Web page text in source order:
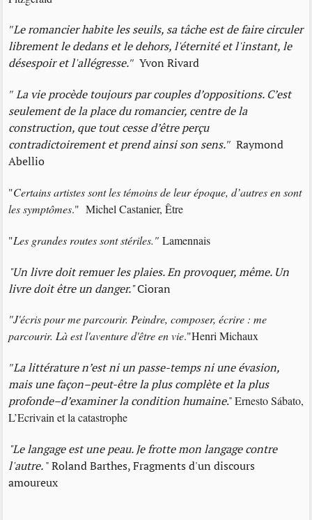
"Le romancier habite les seuils, sa tâche est de faire circuler
librement le dedans et le dehors, l'éternité et l'instant, le
désespoir et l'allégresse." Yvon Rivard
"La vie procède toujours par couples d’oppositions. C’est
seulement de la place du romancier, centre de la
construction, que tout cesse d’être perçu
contradictoirement et prend ainsi son sens." Raymond
Abellio
"Certains artistes sont les témoins de leur époque, d’autres en sont
les symptômes." Michel Castanier, Être
"Les grandes routes sont stériles." Lamennais
"Un livre doit remuer les plaies. En provoquer, même. Un
livre doit être un danger."Cioran
"J'écris pour me parcourir. Peindre, composer, écrire : me
parcourir. Là est l'aventure d'être en vie."Henri Michaux
"La littérature n’est ni un passe-temps ni une évasion,
mais une façon–peut-être la plus complète et la plus
profonde–d’examiner la condition humaine."Ernesto Sábato,
L’Ecrivain et la catastrophe
"Le langage est une peau. Je frotte mon langage contre
l'autre." Roland Barthes, Fragments d'un discours
amoureux